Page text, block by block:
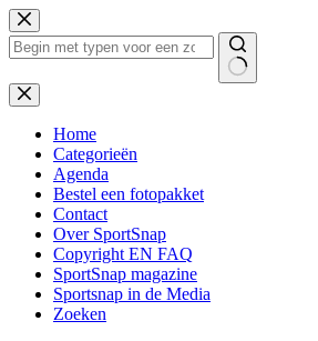
Ga
naar
de
Geen
resultaten
Home
Categorieën
Agenda
Bestel een fotopakket
Contact
Over SportSnap
Copyright EN FAQ
SportSnap magazine
Sportsnap in de Media
Zoeken